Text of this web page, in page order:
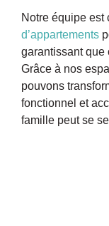
Notre équipe est
d’appartements
garantissant que
Grâce à nos
pouvons
fonctionnel et
famille peut se